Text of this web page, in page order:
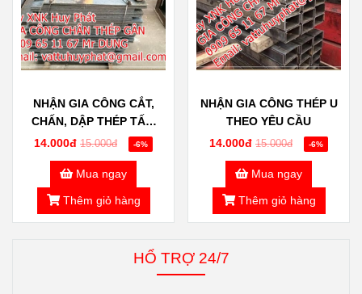
NHẬN GIA CÔNG CẮT,
CHẤN, DẬP THÉP TẤM
GÂN THEO YÊU CẦU
14.000đ 15.000đ
Mua ngay
Thêm giỏ hàng
NHẬN GIA CÔNG THÉP U
THEO YÊU CẦU
14.000đ 15.000đ
Mua ngay
HỔ TRỢ 24/7